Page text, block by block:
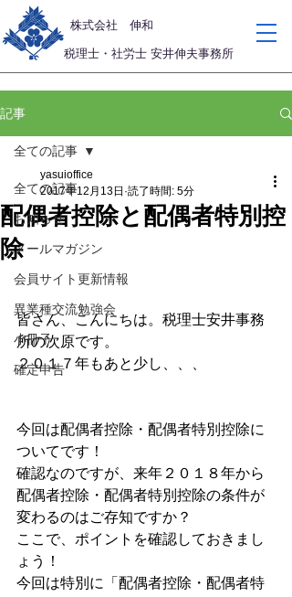
​株式会社 伸和
税理士・社労士 安井伸夫事務所
記事
全ての記事
お知らせ
メールマガジン
会員サイト更新情報
異業種交流勉強会
小冊子
確定申告
全ての記事
配偶者控除と配偶者特別控
除
yasuioffice
2017年12月13日 読了時間: 5分
皆さん、こんにちは。税理士安井事務
所の次原です。
２０１７年もあと少し、、、
今回は配偶者控除・配偶者特別控除に
ついてです！
確認なのですが、来年２０１８年から
配偶者控除・配偶者特別控除の条件が
変わるのはご存知ですか？
ここで、ポイントを確認しておきまし
ょう！
今回は特別に「配偶者控除・配偶者特